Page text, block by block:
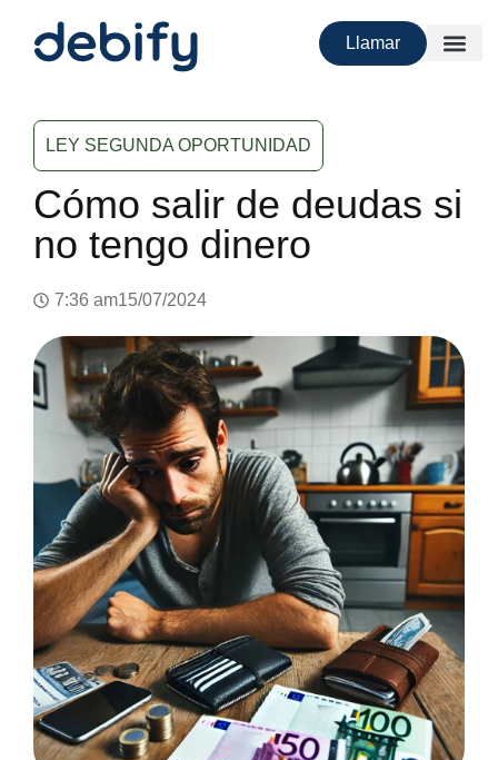
Llamar
LEY SEGUNDA OPORTUNIDAD
Cómo salir de deudas si
no tengo dinero
7:36 am15/07/2024